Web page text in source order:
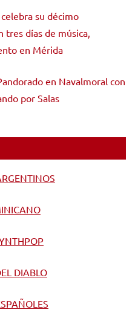
su décimo
tres días de música,
en Mérida
en Navalmoral con
por Salas
DIABLO